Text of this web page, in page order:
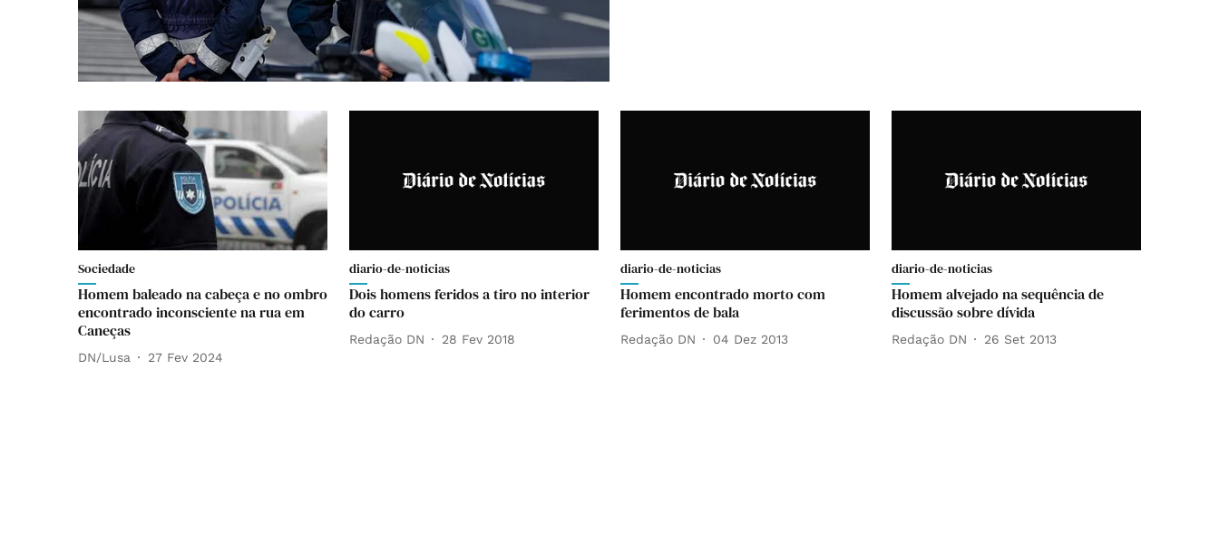
Sociedade
Homem baleado na cabeça e no ombro
encontrado inconsciente na rua em
Caneças
DN/Lusa 27 Fev 2024
diario-de-noticias
Dois homens feridos a tiro no interior
do carro
Redação DN 28 Fev 2018
diario-de-noticias
Homem encontrado morto com
ferimentos de bala
Redação DN 04 Dez 2013
diario-de-noticias
Homem alvejado na sequência de
discussão sobre dívida
Redação DN 26 Set 2013